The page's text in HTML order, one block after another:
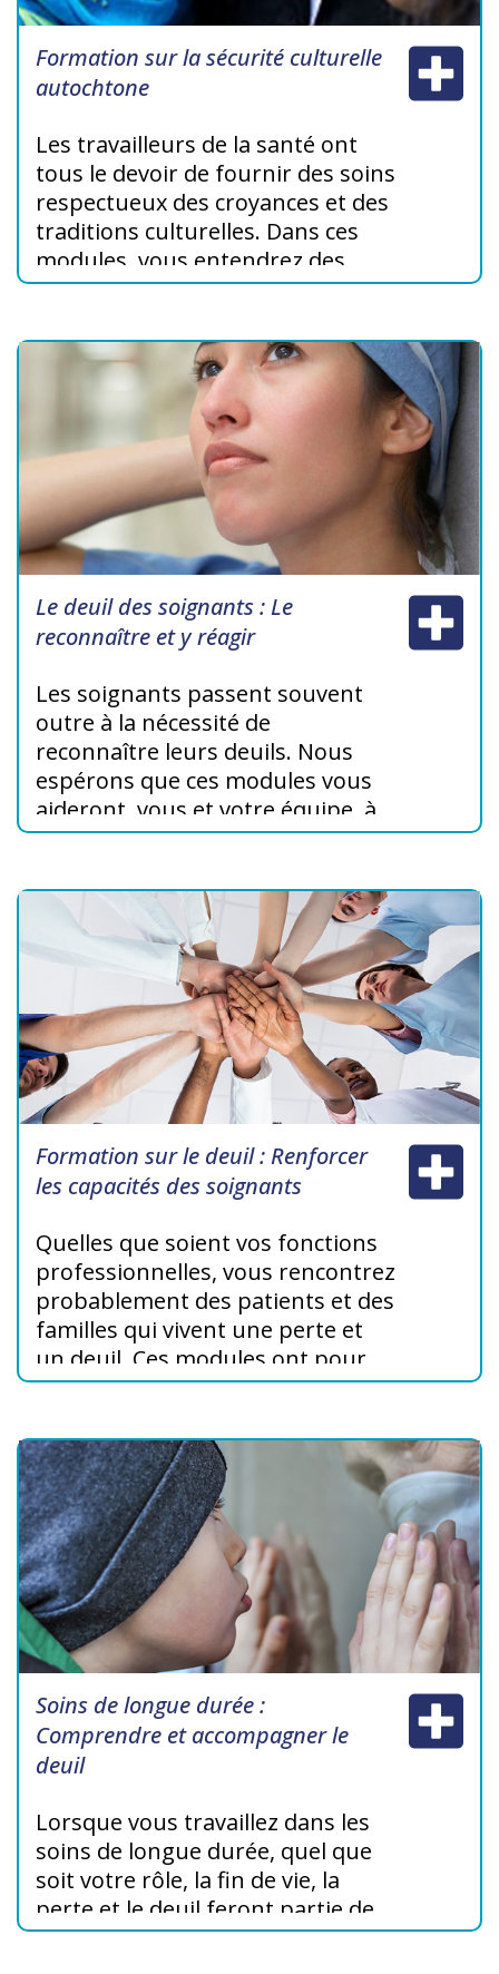
Formation sur la sécurité culturelle
autochtone
Les travailleurs de la santé ont
tous le devoir de fournir des soins
respectueux des croyances et des
traditions culturelles. Dans ces
modules, vous entendrez des
Autochtones parler de leurs
leurs attentes face aux soins de
santé. Vous découvrirez les
obstacles à la prestation de soins
culturellement adaptés et
comment surmonter ces
obstacles dans votre pratique.
Le deuil des soignants : Le
reconnaître et y réagir
Les soignants passent souvent
outre à la nécessité de
reconnaître leurs deuils. Nous
espérons que ces modules vous
aideront, vous et votre équipe, à
vous soutenir mutuellement et à
deuil et votre quête de sens dans
l’intérêt de votre santé, de votre
bien-être et de votre vie
professionnelle.
Formation sur le deuil : Renforcer
les capacités des soignants
Quelles que soient vos fonctions
professionnelles, vous rencontrez
probablement des patients et des
familles qui vivent une perte et
un deuil. Ces modules ont pour
objectif d’enrichir votre
cadre de votre soutien aux
patients et à leur famille.
Soins de longue durée :
Comprendre et accompagner le
deuil
Lorsque vous travaillez dans les
soins de longue durée, quel que
soit votre rôle, la fin de vie, la
perte et le deuil feront partie de
votre vie professionnelle. Ces